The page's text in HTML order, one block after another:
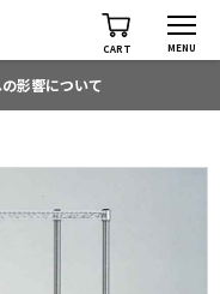
CART MENU
影響について